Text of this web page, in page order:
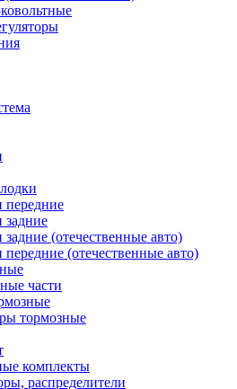
передние
задние
(отечественные авто)
(отечественные авто)
части
тормозные
комплекты
распределители